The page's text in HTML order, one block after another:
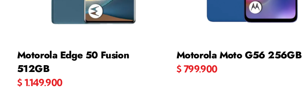
Motorola Edge 50 Fusion
512GB
$ 1.149.900
Motorola Moto G56 256GB
$ 799.900